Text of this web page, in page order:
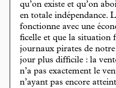
qu’on existe et qu’on
en totale indépendance.
fonctionne avec une
ficelle et que la situation
journaux pirates de notre
jour plus difficile : la
n’a pas exactement le
n’ayant pas encore